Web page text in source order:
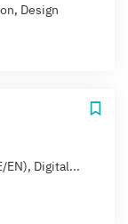
Design
EN), Digital...